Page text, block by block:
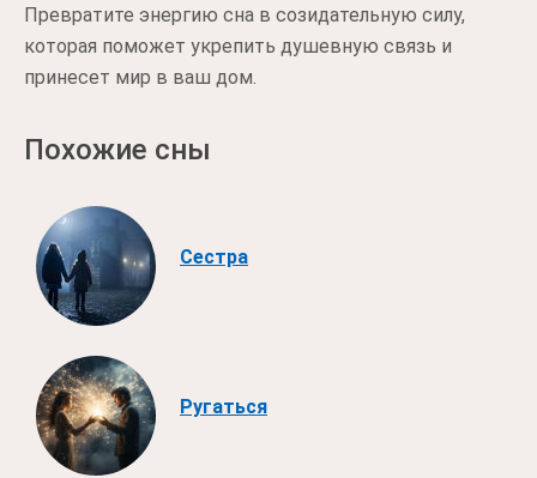
Превратите энергию сна в созидательную силу,
которая поможет укрепить душевную связь и
принесет мир в ваш дом.
Похожие сны
Сестра
Ругаться